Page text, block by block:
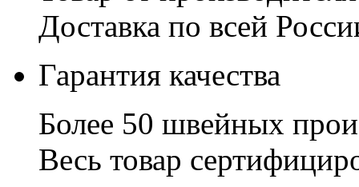
Доставка по всей
Гарантия качества
Более 50 швейных
Весь товар